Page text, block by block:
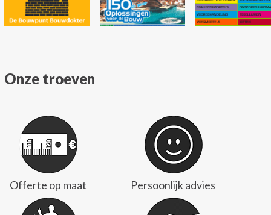
Onze troeven
Offerte op maat Persoonlijk advies